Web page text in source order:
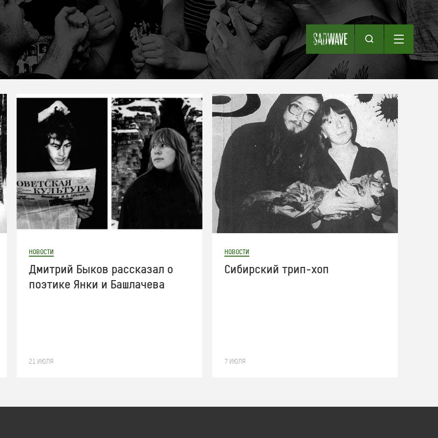
НОВОСТИ
Дмитрий Быков рассказал о
поэтике Янки и Башлачева
21 ИЮЛЯ
НОВОСТИ
Cибирский трип-хоп
7 ИЮЛЯ